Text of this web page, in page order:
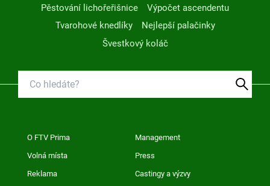
Pěstování lichořeřišnice
Výpočet ascendentu
Tvarohové knedlíky
Nejlepší palačinky
Švestkový koláč
O FTV Prima Management
Volná místa Press
Reklama Castingy a výzvy